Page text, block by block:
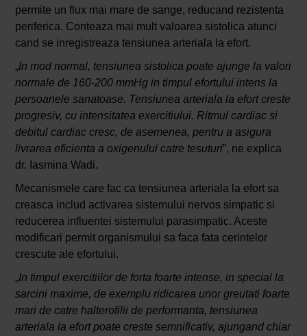
permite un flux mai mare de sange, reducand rezistenta
periferica. Conteaza mai mult valoarea sistolica atunci
cand se inregistreaza tensiunea arteriala la efort.
„In mod normal, tensiunea sistolica poate ajunge la valori
normale de 160-200 mmHg in timpul efortului intens la
persoanele sanatoase. Tensiunea arteriala la efort creste
progresiv, cu intensitatea exercitiului. Ritmul cardiac si
debitul cardiac cresc, de asemenea, pentru a asigura
livrarea eficienta a oxigenului catre tesuturi”, ne explica
dr. Iasmina Wadi.
Mecanismele care fac ca tensiunea arteriala la efort sa
creasca includ activarea sistemului nervos simpatic si
reducerea influentei sistemului parasimpatic. Aceste
modificari permit organismului sa faca fata cerintelor
crescute ale efortului.
„In timpul exercitiilor de forta foarte intense, in special la
sarcini maxime, de exemplu ridicarea unor greutati foarte
mari de catre halterofilii de performanta, tensiunea
arteriala la efort poate creste semnificativ, ajungand chiar